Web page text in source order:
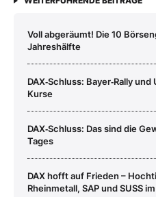
Voll abgeräumt! Die 10
Jahreshälfte
DAX‑Schluss: Bayer‑Rally
Kurse
DAX‑Schluss: Das sind die
Tages
DAX hofft auf Frieden –
Rheinmetall, SAP und SUSS